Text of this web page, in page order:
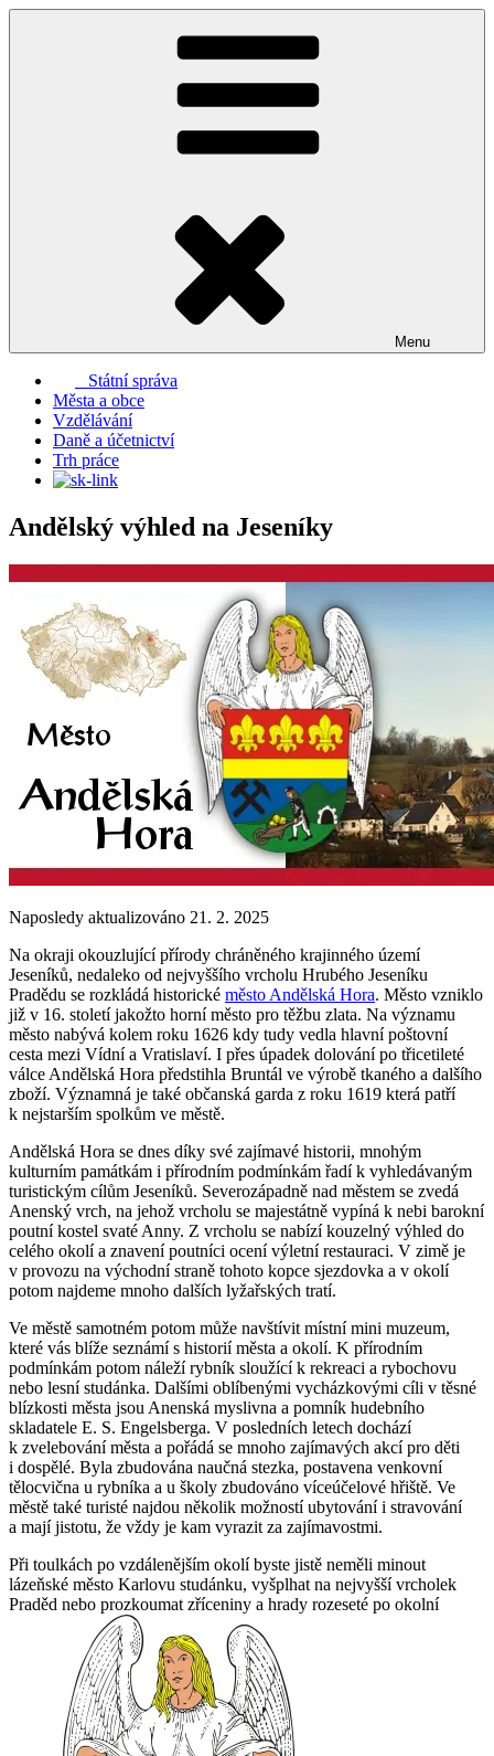
Přejít
Menu
Státní správa
Města a obce
Vzdělávání
Daně a účetnictví
Trh práce
Andělský výhled na Jeseníky
Naposledy aktualizováno 21. 2. 2025
Na okraji okouzlující přírody chráněného krajinného území
Jeseníků, nedaleko od nejvyššího vrcholu Hrubého Jeseníku
Pradědu se rozkládá historické město Andělská Hora. Město vzniklo
již v 16. století jakožto horní město pro těžbu zlata. Na významu
město nabývá kolem roku 1626 kdy tudy vedla hlavní poštovní
cesta mezi Vídní a Vratislaví. I přes úpadek dolování po třicetileté
válce Andělská Hora předstihla Bruntál ve výrobě tkaného a dalšího
zboží. Významná je také občanská garda z roku 1619 která patří
k nejstarším spolkům ve městě.
Andělská Hora se dnes díky své zajímavé historii, mnohým
kulturním památkám i přírodním podmínkám řadí k vyhledávaným
turistickým cílům Jeseníků. Severozápadně nad městem se zvedá
Anenský vrch, na jehož vrcholu se majestátně vypíná k nebi barokní
poutní kostel svaté Anny. Z vrcholu se nabízí kouzelný výhled do
celého okolí a znavení poutníci ocení výletní restauraci. V zimě je
v provozu na východní straně tohoto kopce sjezdovka a v okolí
potom najdeme mnoho dalších lyžařských tratí.
Ve městě samotném potom může navštívit místní mini muzeum,
které vás blíže seznámí s historií města a okolí. K přírodním
podmínkám potom náleží rybník sloužící k rekreaci a rybochovu
nebo lesní studánka. Dalšími oblíbenými vycházkovými cíli v těsné
blízkosti města jsou Anenská myslivna a pomník hudebního
skladatele E. S. Engelsberga. V posledních letech dochází
k zvelebování města a pořádá se mnoho zajímavých akcí pro děti
i dospělé. Byla zbudována naučná stezka, postavena venkovní
tělocvična u rybníka a u školy zbudováno víceúčelové hřiště. Ve
městě také turisté najdou několik možností ubytování i stravování
a mají jistotu, že vždy je kam vyrazit za zajímavostmi.
Při toulkách po vzdálenějším okolí byste jistě neměli minout
lázeňské město Karlovu studánku, vyšplhat na nejvyšší vrcholek
Praděd nebo prozkoumat zříceniny a hrady rozeseté po okolní